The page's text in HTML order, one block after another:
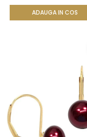
ADAUGA IN COS